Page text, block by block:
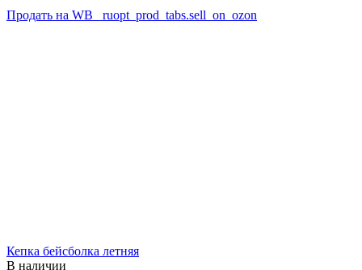
Продать на WB
_ruopt_prod_tabs.sell_on_ozon
Кепка бейсболка летняя
В наличии